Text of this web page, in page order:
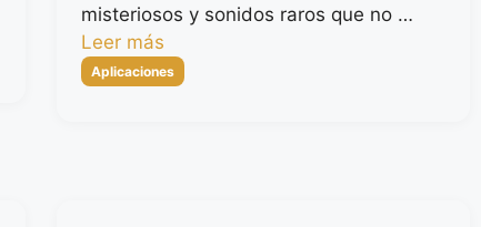
misteriosos y sonidos raros que no …
Leer más
Categorías
Aplicaciones